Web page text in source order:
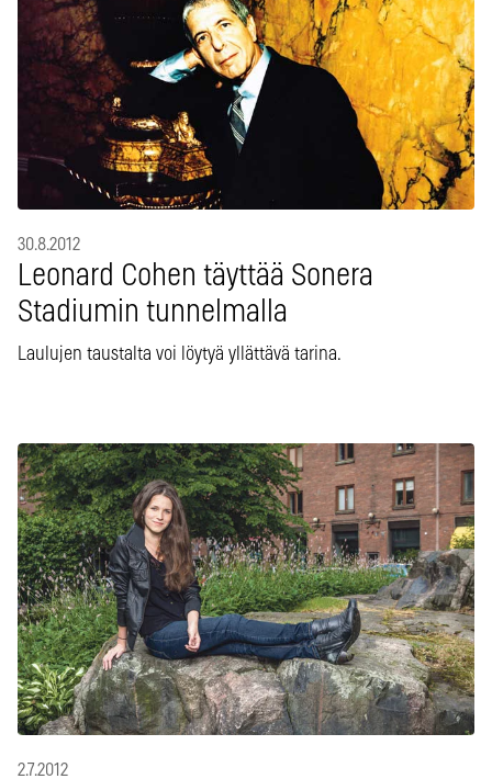
30.8.2012
Leonard Cohen täyttää Sonera
Stadiumin tunnelmalla
Laulujen taustalta voi löytyä yllättävä tarina.
2.7.2012